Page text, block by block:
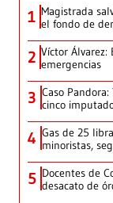
1 Magistrada
el fondo de
2 Víctor Álvarez:
emergencias
3 Caso
cinco
4 Gas de 25
minoristas,
5 Docentes de
desacato de